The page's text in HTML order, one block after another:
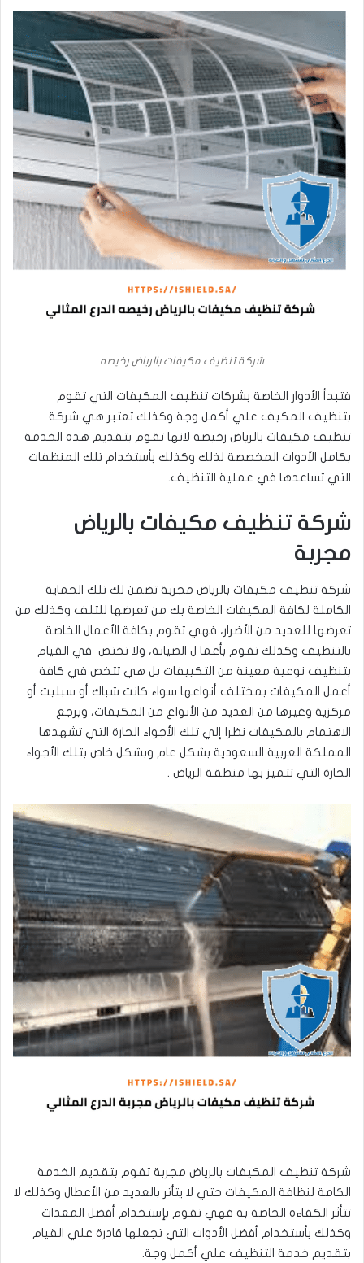
شركة تنظيف مكيفات بالرياض رخيصه
فتبدأ الأدوار الخاصة بشركات تنظيف المكيفات التي تقوم
بتنظيف المكيف علي أكمل وجة وكذلك تعتبر هي شركة
تنظيف مكيفات بالرياض رخيصه لانها تقوم بتقديم هذه الخدمة
بكامل الأدوات المخصصة لذلك وكذلك بأستخدام تلك المنظفات
التي تساعدها في عملية التنظيف.
شركة تنظيف مكيفات بالرياض
مجربة
شركة تنظيف مكيفات بالرياض مجربة تضمن لك تلك الحماية
الكاملة لكافة المكيفات الخاصة بك من تعرضها للتلف وكذلك من
تعرضها للعديد من الأضرار، فهي تقوم بكافة الأعمال الخاصة
بالتنظيف وكذلك تقوم بأعما ل الصيانة، ولا تختص في القيام
بتنظيف نوعية معينة من التكييفات بل هي تتخص في كافة
أعمل المكيفات بمختلف أنواعها سواء كانت شباك أو سبليت أو
مركزية وغيرها من العديد من الأنواع من المكيفات، ويرجع
الاهتمام بالمكيفات نظرا إلي تلك الأجواء الحارة التي تشهدها
المملكة العربية السعودية بشكل عام وبشكل خاص بتلك الأجواء
الحارة التي تتميز بها منطقة الرياض .
شركة تنظيف المكيفات بالرياض مجربة تقوم بتقديم الخدمة
الكامة لنظافة المكيفات حتي لا يتأثر بالعديد من الأعطال وكذلك لا
تتأثر الكفاءه الخاصة به فهي تقوم بإستخدام أفضل المعدات
وكذلك بأستخدام أفضل الأدوات التي تجعلها قادرة علي القيام
بتقديم خدمة التنظيف علي أكمل وجة.